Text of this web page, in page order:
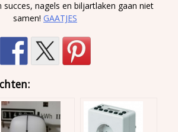
succes, nagels en biljartlaken gaan niet
samen! GAATJES